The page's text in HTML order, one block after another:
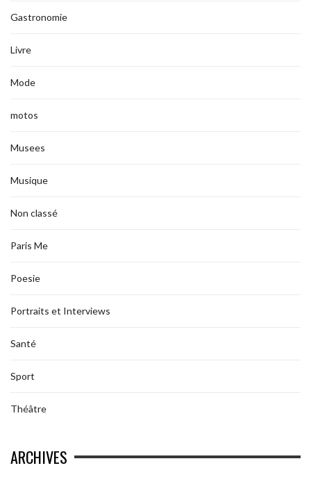
Gastronomie
Livre
Mode
motos
Musees
Musique
Non classé
Paris Me
Poesie
Portraits et Interviews
Santé
Sport
Théâtre
ARCHIVES